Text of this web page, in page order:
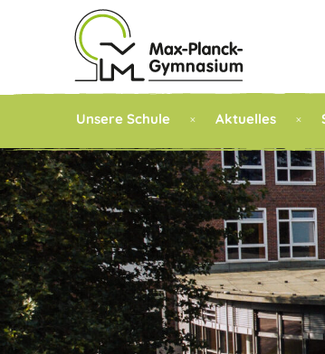
Unsere Schule Aktuelles